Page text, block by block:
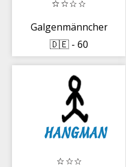
Galgenmännchen
🇩🇪 - 60